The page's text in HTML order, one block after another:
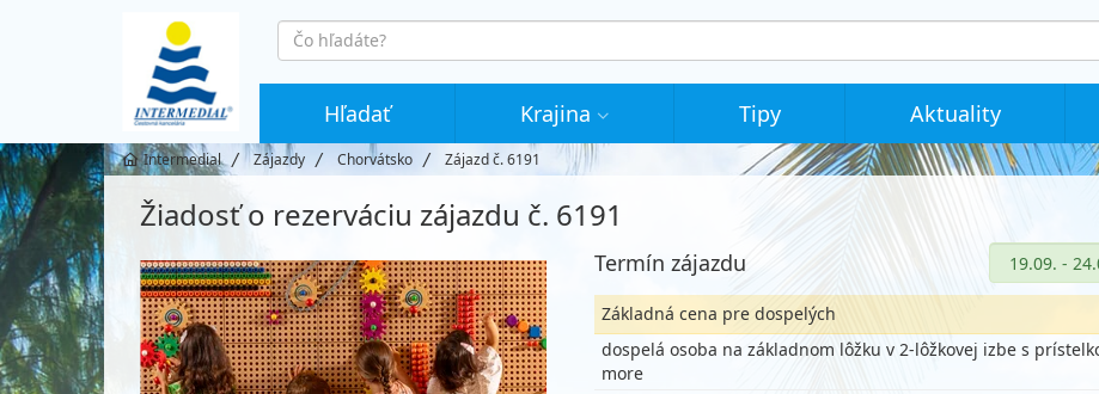
co
hledáte
Hľadať Krajina Tipy Aktuality
Intermedial Zájazdy Chorvátsko Zájazd č. 6191
Žiadosť o rezerváciu zájazdu č. 6191
Termín zájazdu
Základná cena pre dospelých
dospelá osoba na základnom lôžku v 2-lôžkovej izbe s
more